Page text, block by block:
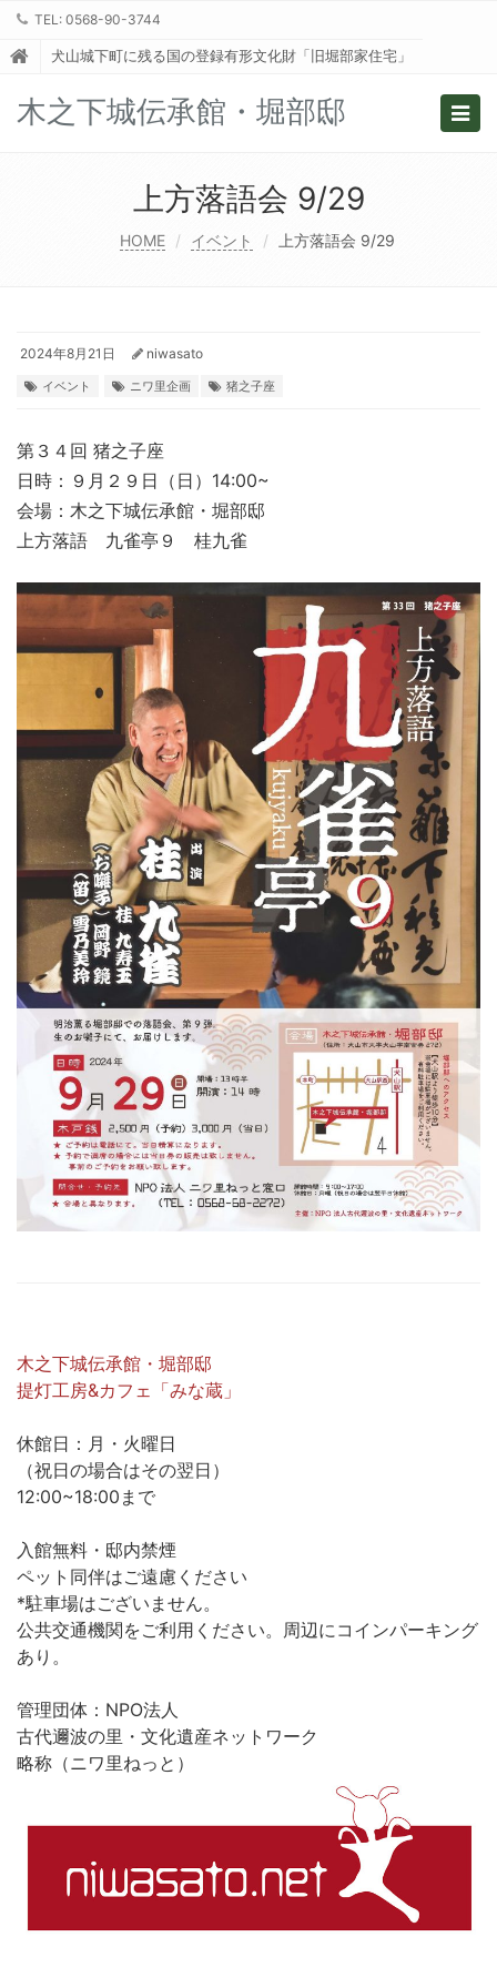
TEL: 0568-90-3744
犬山城下町に残る国の登録有形文化財「旧堀部家住宅」
木之下城伝承館・堀部邸
上方落語会 9/29
HOME イベント 上方落語会 9/29
2024年8月21日 niwasato
イベント ニワ里企画 猪之子座
第３４回 猪之子座
日時：９月２９日（日）14:00~
会場：木之下城伝承館・堀部邸
上方落語 九雀亭９ 桂九雀
木之下城伝承館・堀部邸
提灯工房&カフェ「みな蔵」
休館日：月・火曜日
（祝日の場合はその翌日）
12:00~18:00まで
入館無料・邸内禁煙
ペット同伴はご遠慮ください
*駐車場はございません。
公共交通機関をご利用ください。周辺にコインパーキング
あり。
管理団体：NPO法人
古代邇波の里・文化遺産ネットワーク
略称（ニワ里ねっと）